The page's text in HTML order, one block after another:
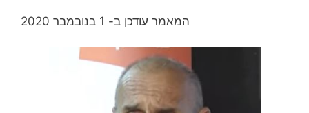
המאמר עודכן ב- 1 בנובמבר 2020